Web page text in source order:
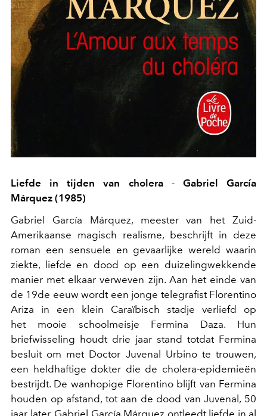
Liefde in tijden van cholera- Gabriel García
Márquez (1985)
Gabriel García Márquez, meester van het Zuid-
Amerikaanse magisch realisme, beschrijft in deze
roman een sensuele en gevaarlijke wereld waarin
ziekte, liefde en dood op een duizelingwekkende
manier met elkaar verweven zijn. Aan het einde van
de 19de eeuw wordt een jonge telegrafist Florentino
Ariza in een klein Caraïbisch stadje verliefd op
het mooie schoolmeisje Fermina Daza. Hun
briefwisseling houdt drie jaar stand totdat Fermina
besluit om met Doctor Juvenal Urbino te trouwen,
een heldhaftige dokter die de cholera-epidemieën
bestrijdt. De wanhopige Florentino blijft van Fermina
houden op afstand, tot aan de dood van Juvenal, 50
jaar later. Gabriel García Márquez ontleedt liefde in al